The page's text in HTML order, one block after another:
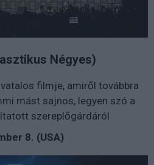
Négyes)
filmje, amiről továbbra
mást sajnos, legyen szó a
szereplőgárdáról
8. (USA)